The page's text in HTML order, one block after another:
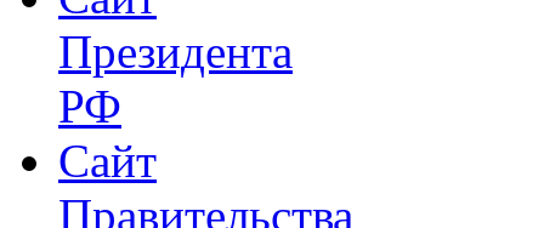
Президента
РФ
Сайт
Правительства